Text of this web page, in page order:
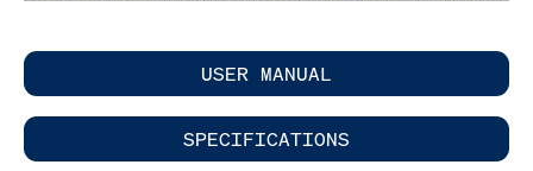
USER MANUAL
SPECIFICATIONS